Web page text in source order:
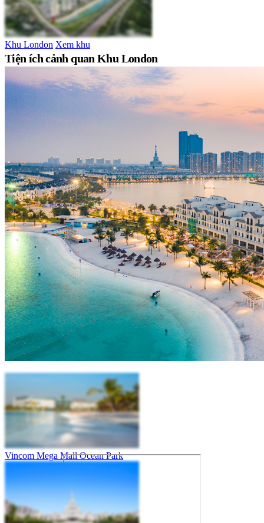
Khu London Xem khu
Tiện ích cảnh quan Khu London
Vincom Mega Mall Ocean Park